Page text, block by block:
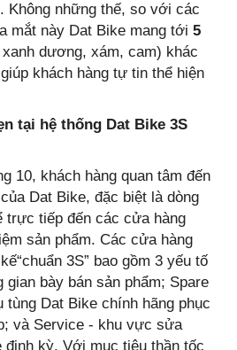
Không những thế, so với các
mắt này Dat Bike mang tới 5
dương, xám, cam) khác
khách hàng tự tin thể hiện
tại hệ thống Dat Bike 3S
10, khách hàng quan tâm đến
Dat Bike, đặc biệt là dòng
trực tiếp đến các cửa hàng
sản phẩm. Các cửa hàng
3S” bao gồm 3 yếu tố
gian bày bán sản phẩm; Spare
tùng Dat Bike chính hãng phục
và Service - khu vực sửa
kỳ. Với mục tiêu thần tốc